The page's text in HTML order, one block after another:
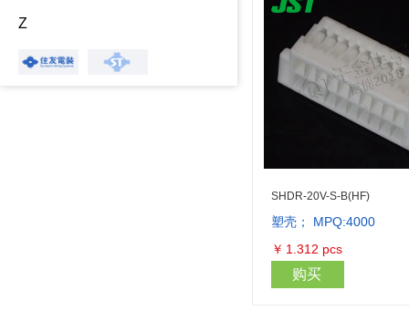
Z
SHDR-20V-S-B(HF)
塑壳； MPQ:4000
￥ 1.312 pcs
购买